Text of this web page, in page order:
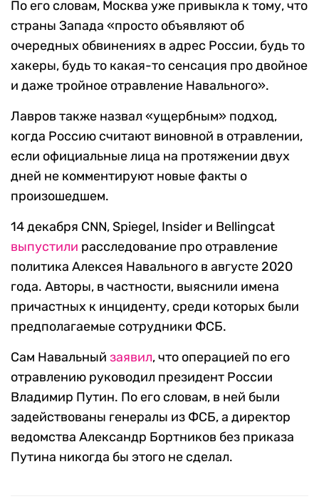
По его словам, Москва уже привыкла к тому, что
страны Запада «просто объявляют об
очередных обвинениях в адрес России, будь то
хакеры, будь то какая-то сенсация про двойное
и даже тройное отравление Навального».
Лавров также назвал «ущербным» подход,
когда Россию считают виновной в отравлении,
если официальные лица на протяжении двух
дней не комментируют новые факты о
произошедшем.
14 декабря CNN, Spiegel, Insider и Bellingcat
выпустили расследование про отравление
политика Алексея Навального в августе 2020
года. Авторы, в частности, выяснили имена
причастных к инциденту, среди которых были
предполагаемые сотрудники ФСБ.
Сам Навальный заявил, что операцией по его
отравлению руководил президент России
Владимир Путин. По его словам, в ней были
задействованы генералы из ФСБ, а директор
ведомства Александр Бортников без приказа
Путина никогда бы этого не сделал.